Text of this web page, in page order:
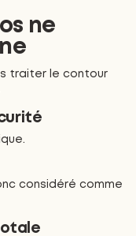
ne
traiter le contour
considéré comme